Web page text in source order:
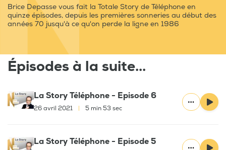
Brice Depasse vous fait la Totale Story de Téléphone en
quinze épisodes, depuis les premières sonneries au début des
années 70 jusqu'à ce qu'on perde la ligne en 1986
Épisodes à la suite...
La Story Téléphone - Episode 6
26 avril 2021 5 min 53 sec
La Story Téléphone - Episode 5